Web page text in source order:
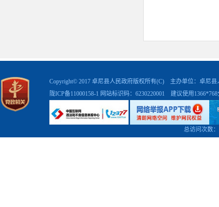
Copyright© 2017 卓尼县人民政府版权所有(C) 主办单位：卓尼
陇ICP备11000158-1 网站标识码：6230220001 建议使用
总访问次数：